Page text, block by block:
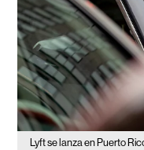
Lyft se lanza en Puerto